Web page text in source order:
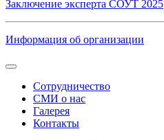
Заключение эксперта СОУТ 2025
Информация об организации
Сотрудничество
СМИ о нас
Галерея
Контакты